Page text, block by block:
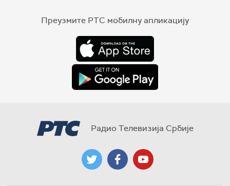
Преузмите РТС мобилну апликацију
Радио Телевизија Србије